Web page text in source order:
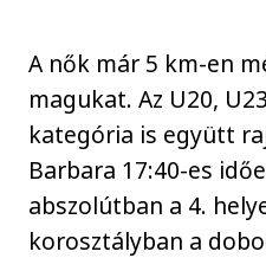
A nők már 5 km-en
magukat. Az U20,
kategória is együtt
Barbara 17:40-es
abszolútban a 4.
korosztályban a